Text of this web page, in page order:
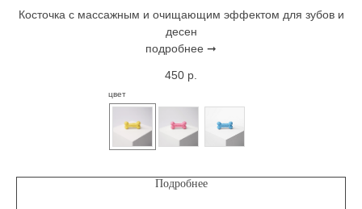
Косточка с массажным и очищающим эффектом для зубов и
десен
подробнее ➞
450 р.
цвет
Подробнее